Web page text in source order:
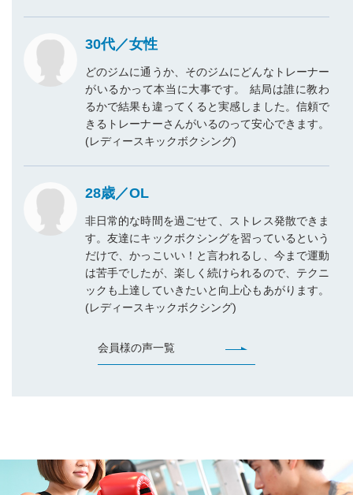
30代／⼥性
どのジムに通うか、そのジムにどんなトレーナー
がいるかって本当に⼤事です。 結局は誰に教わ
るかで結果も違ってくると実感しました。信頼で
きるトレーナーさんがいるのって安⼼できます。
(レディースキックボクシング)
28歳／OL
⾮⽇常的な時間を過ごせて、ストレス発散できま
す。友達にキックボクシングを習っているという
だけで、かっこいい！と⾔われるし、今まで運動
は苦⼿でしたが、楽しく続けられるので、テクニ
ックも上達していきたいと向上⼼もあがります。
(レディースキックボクシング)
会員様の声一覧